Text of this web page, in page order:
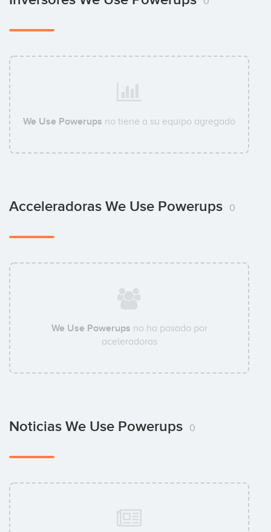
We Use Powerups no tiene a su equipo agregado
Acceleradoras We Use Powerups 0
We Use Powerups no ha pasado por
aceleradoras
Noticias We Use Powerups 0